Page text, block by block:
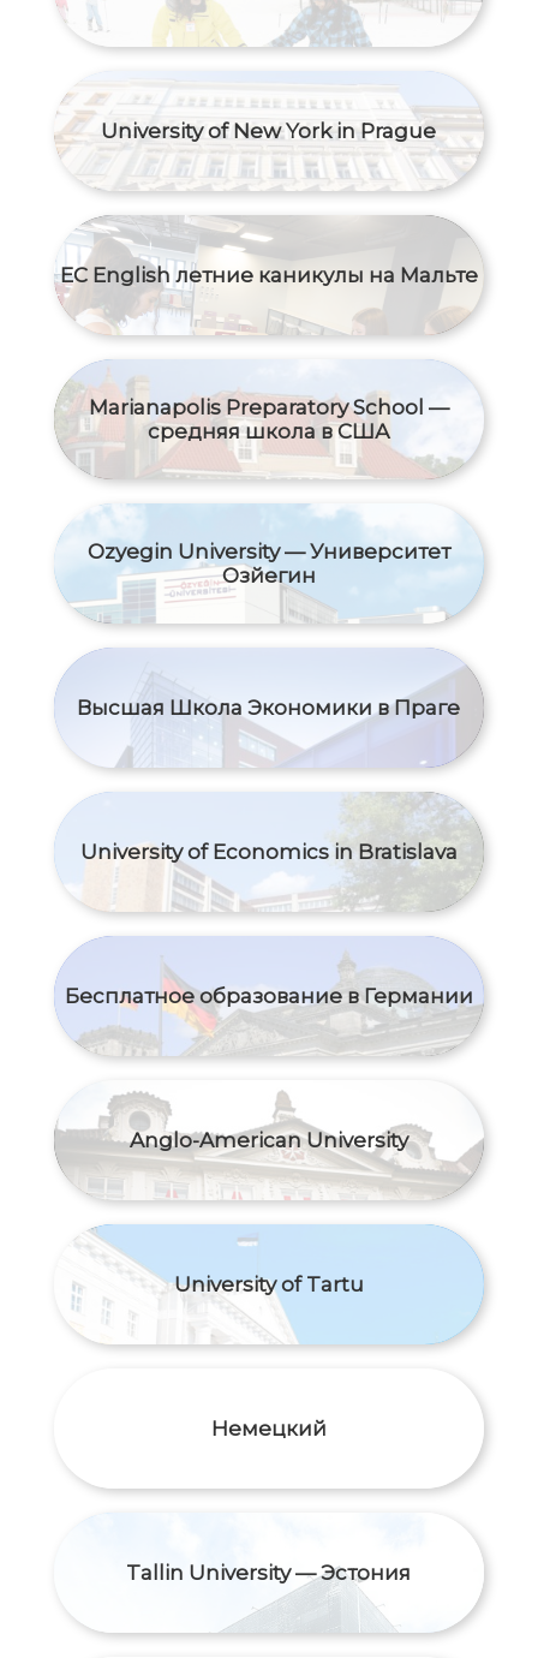
University of New York in Prague
EC English летние каникулы на Мальте
Marianapolis Preparatory School —
средняя школа в США
Ozyegin University — Университет
Озйегин
Высшая Школа Экономики в Праге
University of Economics in Bratislava
Бесплатное образование в Германии
Anglo-American University
University of Tartu
Немецкий
Tallin University — Эстония